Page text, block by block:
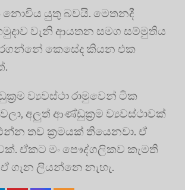
නොවිය යුතු බවයි. මෙතනදී
වැනි ආයතන සමග සම්මුතිය
කෙසේද කියන එක
ව්‍යවස්ථා රාමුවෙන් ටික
අලුත් ආණ්ඩුක්‍රම ව්‍යවස්ථාවක්
තව ක්‍රමයක් තියෙනවා. ඒ
ඒකට මං පෞද්ගලිකව කැමති
ඒ ගැන ලියන්නෙ නැහැ.